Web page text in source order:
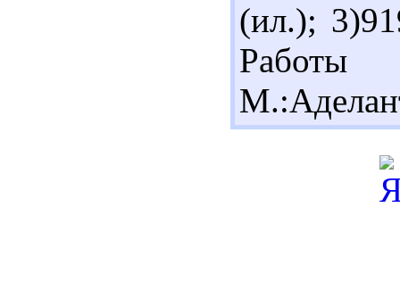
(ил.);